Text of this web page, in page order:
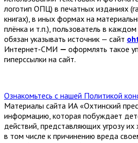
логотип ОПЦ) в печатных изданиях
книгах), в иных формах на
плёнка и т.п.), пользователь в
обязан указывать источник — сайт
Интернет-СМИ — оформлять такое
гиперссылки на сайт.
Ознакомьтесь с нашей Политикой
Материалы сайта ИА «Охтинский
информацию, которая побуждает
действий, представляющих угрозу
в том числе к причинению вреда